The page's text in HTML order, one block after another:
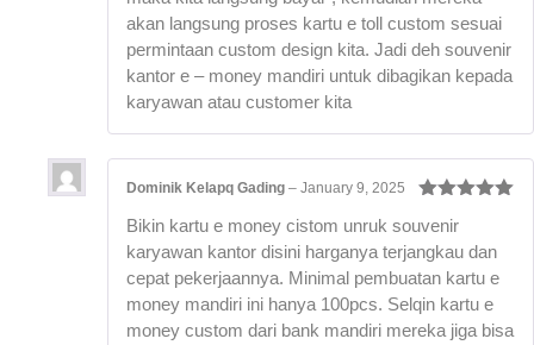
akan langsung proses kartu e toll custom sesuai
permintaan custom design kita. Jadi deh souvenir
kantor e – money mandiri untuk dibagikan kepada
karyawan atau customer kita
of 5
Dominik Kelapq Gading – January 9, 2025
Bikin kartu e money cistom unruk souvenir
karyawan kantor disini harganya terjangkau dan
cepat pekerjaannya. Minimal pembuatan kartu e
money mandiri ini hanya 100pcs. Selqin kartu e
money custom dari bank mandiri mereka jiga bisa